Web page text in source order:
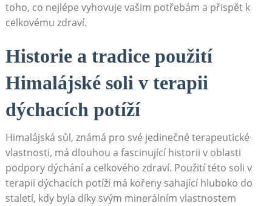
toho, co nejlépe vyhovuje vašim potřebám a ⁤přispět ⁣k
celkovému zdraví.
Historie a ⁢tradice‍ použití
Himalájské soli v terapii
dýchacích potíží
Himalájská sůl, známá pro své jedinečné terapeutické
vlastnosti, má dlouhou ‌a fascinující historii v oblasti
podpory‌ dýchání a celkového zdraví. Použití této soli v
terapii dýchacích potíží má kořeny sahající hluboko‍ do
staletí, kdy byla ​díky svým minerálním vlastnostem